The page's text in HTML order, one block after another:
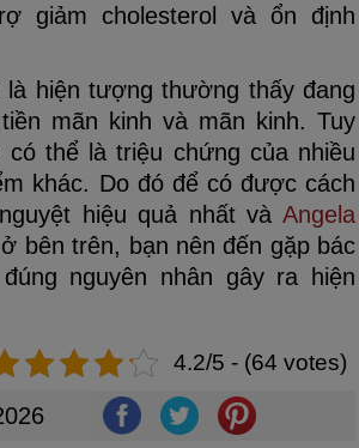
giảm cholesterol và ổn định
là hiện tượng thường thấy đang
mãn kinh và mãn kinh. Tuy
có thể là triệu chứng của nhiều
khác. Do đó để có được cách
hiệu quả nhất và Angela
bên trên, bạn nên đến gặp bác
nguyên nhân gây ra hiện
4.2/5 - (64 votes)